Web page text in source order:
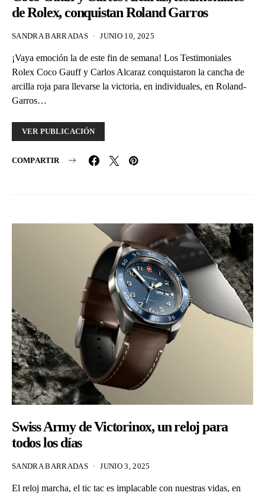
de Rolex, conquistan Roland Garros
SANDRA BARRADAS JUNIO 10, 2025
¡Vaya emoción la de este fin de semana! Los Testimoniales
Rolex Coco Gauff y Carlos Alcaraz conquistaron la cancha de
arcilla roja para llevarse la victoria, en individuales, en Roland-
Garros…
VER PUBLICACIÓN
COMPARTIR
Swiss Army de Victorinox, un reloj para
todos los días
SANDRA BARRADAS JUNIO 3, 2025
El reloj marcha, el tic tac es implacable con nuestras vidas, en